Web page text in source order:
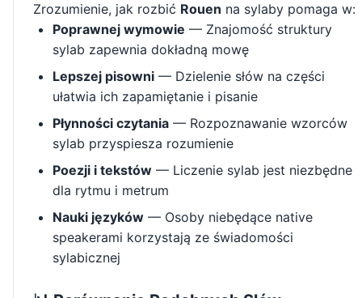
Zrozumienie, jak rozbić Rouen na sylaby pomaga w:
Poprawnej wymowie — Znajomość struktury
sylab zapewnia dokładną mowę
Lepszej pisowni — Dzielenie słów na części
ułatwia ich zapamiętanie i pisanie
Płynności czytania — Rozpoznawanie wzorców
sylab przyspiesza rozumienie
Poezji i tekstów — Liczenie sylab jest niezbędne
dla rytmu i metrum
Nauki języków — Osoby niebędące native
speakerami korzystają ze świadomości
sylabicznej